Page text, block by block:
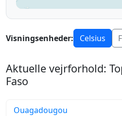
Visningsenheder: Celsius
Aktuelle vejrforhold:
Faso
Ouagadougou